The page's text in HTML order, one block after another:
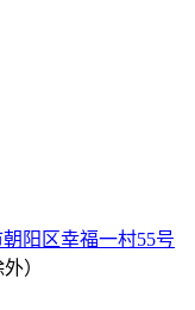
阳区幸福一村55号
）